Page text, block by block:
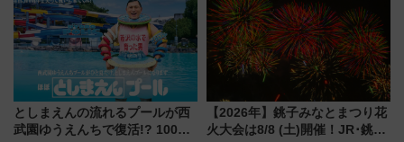
うかも 参加方法やスケジュール
をご紹介
5日始発から
としまえんの流れるプールが西
武園ゆうえんちで復活!? 100周
【2026年】銚子みなとまつり花
火大会は8/8 (土)開催！JR･銚子